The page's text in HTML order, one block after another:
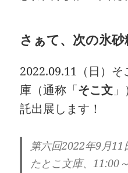
さぁて、次の氷
2022.09.11（日）
庫（通称「そこ文
託出展します！
第六回2022年9月
たとこ文庫、11:00